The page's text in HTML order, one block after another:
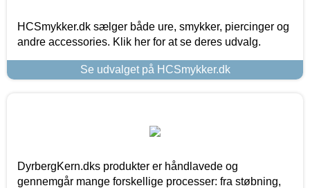
HCSmykker.dk sælger både ure, smykker, piercinger og
andre accessories. Klik her for at se deres udvalg.
Se udvalget på HCSmykker.dk
DyrbergKern.dks produkter er håndlavede og
gennemgår mange forskellige processer: fra støbning,